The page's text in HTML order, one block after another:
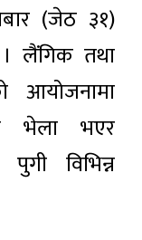
(जेठ ३१)
। लैंगिक तथा
भेला भएर
विभिन्न